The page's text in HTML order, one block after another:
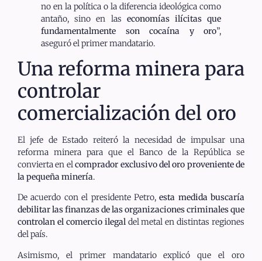
no en la política o la diferencia ideológica como
antaño, sino en las economías ilícitas que
fundamentalmente son cocaína y oro”,
aseguró el primer mandatario.
Una reforma minera para
controlar
comercialización del oro
El jefe de Estado reiteró la necesidad de impulsar una
reforma minera para que el Banco de la República se
convierta en elcomprador exclusivo del oro proveniente de
la pequeña minería.
De acuerdo con el presidente Petro,esta medida buscaría
debilitar las finanzas de las organizaciones criminales que
controlan el comercio ilegal del metal en distintas regiones
del país.
Asimismo, el primer mandatario explicó que el oro